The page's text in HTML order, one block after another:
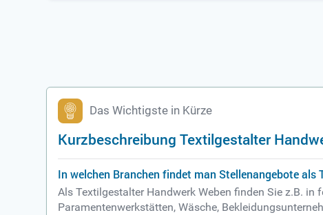
Das Wichtigste in Kürze
Kurzbeschreibung Textilgestalter
In welchen Branchen findet man Stellenangebote als
Als Textilgestalter Handwerk Weben finden Sie z.B.
Paramentenwerkstätten, Wäsche,